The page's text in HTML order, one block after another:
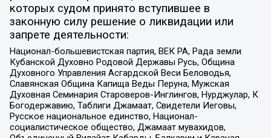
которых судом принято вступившее в
законную силу решение о ликвидации или
запрете деятельности:
Национал-большевистская партия, ВЕК РА, Рада земли
Кубанской Духовно Родовой Державы Русь, Община
Духовного Управления Асгардской Веси Беловодья,
Славянская Община Капища Веды Перуна, Мужская
Духовная Семинария Староверов-Инглингов, Нурджулар, К
Богодержавию, Таблиги Джамаат, Свидетели Иеговы,
Русское национальное единство, Национал-
социалистическое общество, Джамаат мувахидов,